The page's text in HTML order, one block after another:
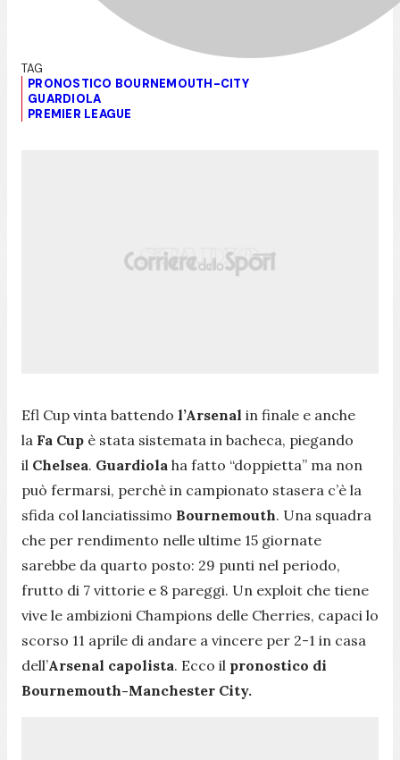
PRONOSTICO BOURNEMOUTH-CITY
GUARDIOLA
PREMIER LEAGUE
Efl Cup vinta battendo l’Arsenal in finale e anche
la Fa Cup è stata sistemata in bacheca, piegando
il Chelsea. Guardiola ha fatto “doppietta” ma non
può fermarsi, perchè in campionato stasera c’è la
sfida col lanciatissimo Bournemouth. Una squadra
che per rendimento nelle ultime 15 giornate
sarebbe da quarto posto: 29 punti nel periodo,
frutto di 7 vittorie e 8 pareggi. Un exploit che tiene
vive le ambizioni Champions delle Cherries, capaci lo
scorso 11 aprile di andare a vincere per 2-1 in casa
dell’Arsenal capolista. Ecco il pronostico di
Bournemouth-Manchester City.